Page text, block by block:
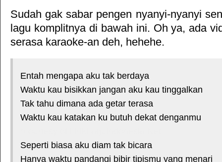
Sudah gak sabar pengen nyanyi-nyanyi
lagu komplitnya di bawah ini. Oh ya, ada
serasa karaoke-an deh, hehehe.
Entah mengapa aku tak berdaya
Waktu kau bisikkan jangan aku kau tinggalkan
Tak tahu dimana ada getar terasa
Waktu kau katakan ku butuh dekat denganmu
Seperti biasa aku diam tak bicara
Hanya waktu pandangi bibir tipismu yang menari